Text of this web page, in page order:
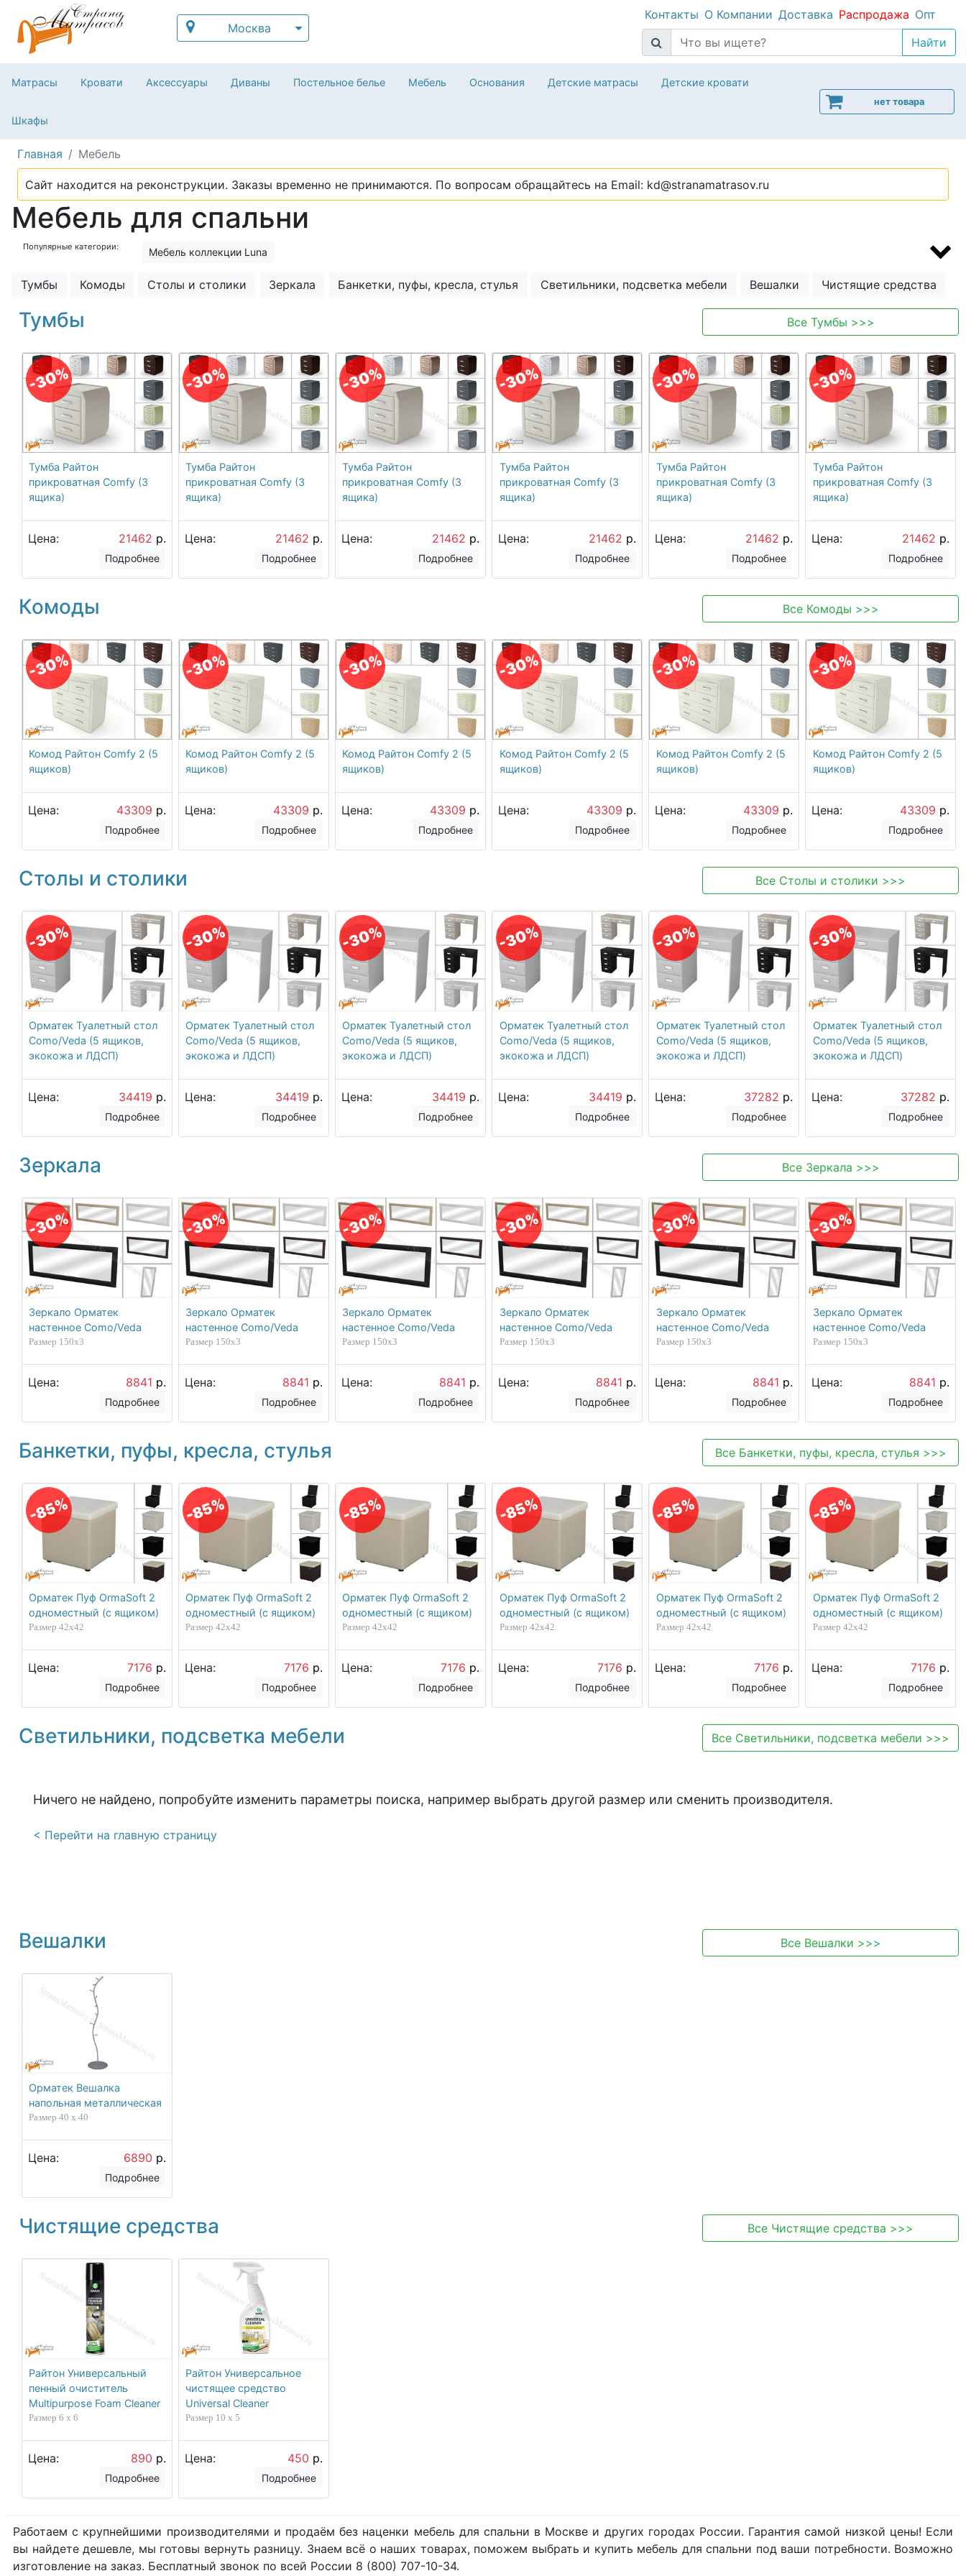
Москва
Контакты О Компании Доставка Распродажа Опт
Матрасы Кровати Аксессуары Диваны Постельное белье Мебель Основания Детские матрасы Детские кровати
Шкафы
нет товара
Главная Мебель
Сайт находится на реконструкции. Заказы временно не принимаются. По вопросам обращайтесь на Email: kd@stranamatrasov.ru
Мебель для спальни
Популярные категории: Мебель коллекции Luna
Тумбы Комоды Столы и столики Зеркала Банкетки, пуфы, кресла, стулья Светильники, подсветка мебели Вешалки Чистящие средства
Тумбы Все Тумбы >>>
-30%
Тумба Райтон
прикроватная Comfy (3
ящика)
Цена: 21462 р.
Подробнее
-30%
Тумба Райтон
прикроватная Comfy (3
ящика)
Цена: 21462 р.
Подробнее
-30%
Тумба Райтон
прикроватная Comfy (3
ящика)
Цена: 21462 р.
Подробнее
-30%
Тумба Райтон
прикроватная Comfy (3
ящика)
Цена: 21462 р.
Подробнее
-30%
Тумба Райтон
прикроватная Comfy (3
ящика)
Цена: 21462 р.
Подробнее
-30%
Тумба Райтон
прикроватная Comfy (3
ящика)
Цена: 21462 р.
Подробнее
Комоды Все Комоды >>>
-30%
Комод Райтон Comfy 2 (5
ящиков)
Цена: 43309 р.
Подробнее
-30%
Комод Райтон Comfy 2 (5
ящиков)
Цена: 43309 р.
Подробнее
-30%
Комод Райтон Comfy 2 (5
ящиков)
Цена: 43309 р.
Подробнее
-30%
Комод Райтон Comfy 2 (5
ящиков)
Цена: 43309 р.
Подробнее
-30%
Комод Райтон Comfy 2 (5
ящиков)
Цена: 43309 р.
Подробнее
-30%
Комод Райтон Comfy 2 (5
ящиков)
Цена: 43309 р.
Подробнее
Столы и столики Все Столы и столики >>>
-30%
Орматек Туалетный стол
Como/Veda (5 ящиков,
экокожа и ЛДСП)
Цена: 34419 р.
Подробнее
-30%
Орматек Туалетный стол
Como/Veda (5 ящиков,
экокожа и ЛДСП)
Цена: 34419 р.
Подробнее
-30%
Орматек Туалетный стол
Como/Veda (5 ящиков,
экокожа и ЛДСП)
Цена: 34419 р.
Подробнее
-30%
Орматек Туалетный стол
Como/Veda (5 ящиков,
экокожа и ЛДСП)
Цена: 34419 р.
Подробнее
-30%
Орматек Туалетный стол
Como/Veda (5 ящиков,
экокожа и ЛДСП)
Цена: 37282 р.
Подробнее
-30%
Орматек Туалетный стол
Como/Veda (5 ящиков,
экокожа и ЛДСП)
Цена: 37282 р.
Подробнее
Зеркала Все Зеркала >>>
-30%
Зеркало Орматек
настенное Como/Veda
Размер 150х3
Цена: 8841 р.
Подробнее
-30%
Зеркало Орматек
настенное Como/Veda
Размер 150х3
Цена: 8841 р.
Подробнее
-30%
Зеркало Орматек
настенное Como/Veda
Размер 150х3
Цена: 8841 р.
Подробнее
-30%
Зеркало Орматек
настенное Como/Veda
Размер 150х3
Цена: 8841 р.
Подробнее
-30%
Зеркало Орматек
настенное Como/Veda
Размер 150х3
Цена: 8841 р.
Подробнее
-30%
Зеркало Орматек
настенное Como/Veda
Размер 150х3
Цена: 8841 р.
Подробнее
Банкетки, пуфы, кресла, стулья Все Банкетки, пуфы, кресла, стулья >>>
-85%
Орматек Пуф OrmaSoft 2
одноместный (с ящиком)
Размер 42х42
Цена: 7176 р.
Подробнее
-85%
Орматек Пуф OrmaSoft 2
одноместный (с ящиком)
Размер 42х42
Цена: 7176 р.
Подробнее
-85%
Орматек Пуф OrmaSoft 2
одноместный (с ящиком)
Размер 42х42
Цена: 7176 р.
Подробнее
-85%
Орматек Пуф OrmaSoft 2
одноместный (с ящиком)
Размер 42х42
Цена: 7176 р.
Подробнее
-85%
Орматек Пуф OrmaSoft 2
одноместный (с ящиком)
Размер 42х42
Цена: 7176 р.
Подробнее
-85%
Орматек Пуф OrmaSoft 2
одноместный (с ящиком)
Размер 42х42
Цена: 7176 р.
Подробнее
Светильники, подсветка мебели Все Светильники, подсветка мебели >>>
Ничего не найдено, попробуйте изменить параметры поиска, например выбрать другой размер или сменить производителя.
< Перейти на главную страницу
Вешалки Все Вешалки >>>
Орматек Вешалка
напольная металлическая
Размер 40 x 40
Цена: 6890 р.
Подробнее
Чистящие средства Все Чистящие средства >>>
Райтон Универсальный
пенный очиститель
Multipurpose Foam Cleaner
Размер 6 x 6
Цена: 890 р.
Подробнее
Райтон Универсальное
чистящее средство
Universal Cleaner
Размер 10 x 5
Цена: 450 р.
Подробнее
Работаем с крупнейшими производителями и продаём без наценки мебель для спальни в Москве и других городах России. Гарантия самой низкой цены! Если
вы найдете дешевле, мы готовы вернуть разницу. Знаем всё о наших товарах, поможем выбрать и купить мебель для спальни под ваши потребности. Возможно
изготовление на заказ. Бесплатный звонок по всей России 8 (800) 707-10-34.